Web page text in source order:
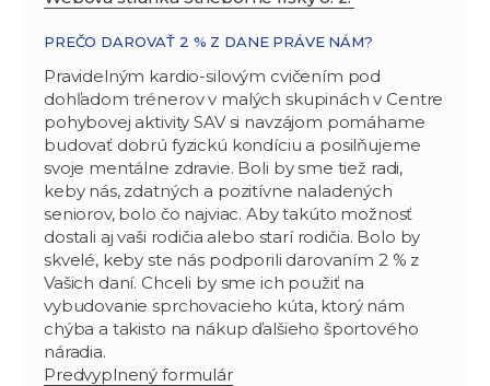
PREČO DAROVAŤ 2 % Z DANE PRÁVE NÁM?
Pravidelným kardio-silovým cvičením pod
dohľadom trénerov v malých skupinách v Centre
pohybovej aktivity SAV si navzájom pomáhame
budovať dobrú fyzickú kondíciu a posilňujeme
svoje mentálne zdravie. Boli by sme tiež radi,
keby nás, zdatných a pozitívne naladených
seniorov, bolo čo najviac. Aby takúto možnosť
dostali aj vaši rodičia alebo starí rodičia. Bolo by
skvelé, keby ste nás podporili darovaním 2 % z
Vašich daní. Chceli by sme ich použiť na
vybudovanie sprchovacieho kúta, ktorý nám
chýba a takisto na nákup ďalšieho športového
náradia.
Predvyplnený formulár